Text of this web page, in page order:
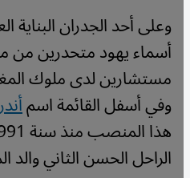
وعلى أحد الجدران
أسماء يهود متحدرين من
مستشارين لدى ملوك
وفي أسفل القائمة اسم
الراحل الحسن الثاني